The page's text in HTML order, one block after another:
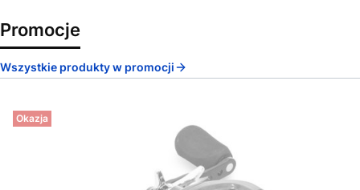
Promocje
Wszystkie produkty w promocji
Okazja